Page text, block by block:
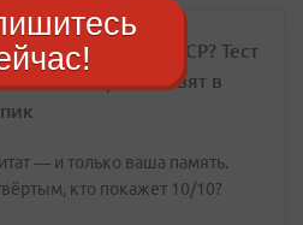
выросли в СССР? Тест
кино, который ставят в
— и только ваша память.
кто покажет 10/10?